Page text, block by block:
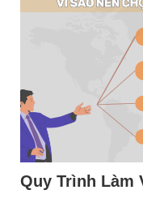
Quy Trình Làm